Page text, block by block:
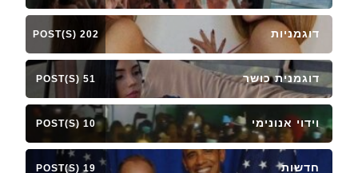
דוגמניות 202 POST(S)
דוגמנית כושר 51 POST(S)
וידוי אנונימי 10 POST(S)
חדשות 19 POST(S)